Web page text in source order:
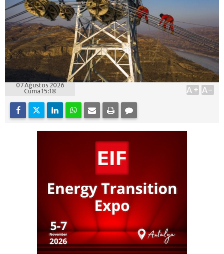
07 Ağustos 2026
Cuma 15:18
A+ A-